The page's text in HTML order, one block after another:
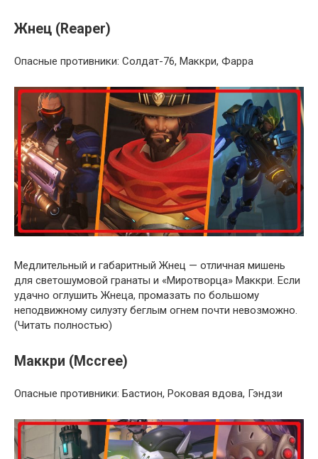
Жнец (Reaper)
Опасные противники: Солдат-76, Маккри, Фарра
Медлительный и габаритный Жнец — отличная мишень
для светошумовой гранаты и «Миротворца» Маккри. Если
удачно оглушить Жнеца, промазать по большому
неподвижному силуэту беглым огнем почти невозможно.
(Читать полностью)
Маккри (Mccree)
Опасные противники: Бастион, Роковая вдова, Гэндзи